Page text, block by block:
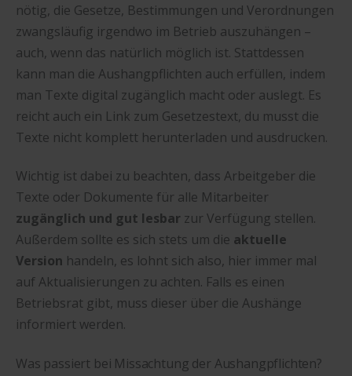
nötig, die Gesetze, Bestimmungen und Verordnungen
zwangsläufig irgendwo im Betrieb auszuhängen –
auch, wenn das natürlich möglich ist. Stattdessen
kann man die Aushangpflichten auch erfüllen, indem
man Texte digital zugänglich macht oder auslegt. Es
reicht auch ein Link zum Gesetzestext, du musst die
Texte nicht komplett herunterladen und ausdrucken.
Wichtig ist dabei zu beachten, dass Arbeitgeber die
Texte oder Dokumente für alle Mitarbeiter
zugänglich und gut lesbar zur Verfügung stellen.
Außerdem sollte es sich stets um die aktuelle
Version handeln, es lohnt sich also, hier immer mal
auf Aktualisierungen zu achten. Falls es einen
Betriebsrat gibt, muss dieser über die Aushänge
informiert werden.
Was passiert bei Missachtung der Aushangpflichten?